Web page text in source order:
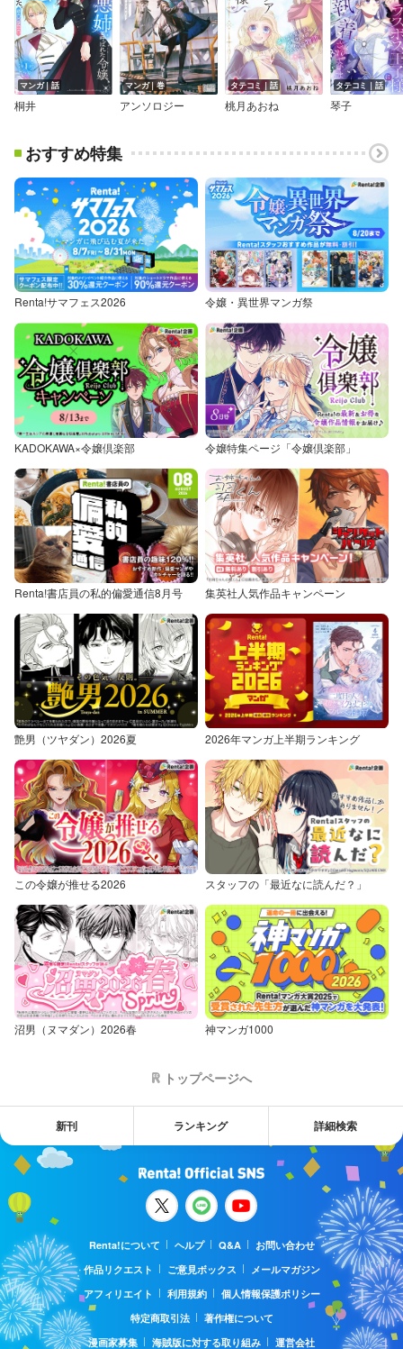
マンガ｜話
桐井
マンガ｜巻
アンソロジー
タテコミ｜話
桃月あおね
タテコミ｜話
琴子
おすすめ特集
Renta!サマフェス2026 令嬢・異世界マンガ祭
KADOKAWA×令嬢倶楽部 令嬢特集ページ「令嬢倶楽部」
Renta!書店員の私的偏愛通信8月号 集英社人気作品キャンペーン
艶男（ツヤダン）2026夏 2026年マンガ上半期ランキング
この令嬢が推せる2026 スタッフの「最近なに読んだ？」
沼男（ヌマダン）2026春 神マンガ1000
トップページへ
新刊 ランキング 詳細検索
Renta!について ヘルプ Q&A
お問い合わせ
作品リクエスト
ご意見ボックス
メールマガジン
アフィリエイト
利用規約
個人情報保護ポリシー
特定商取引法
著作権について
漫画家募集
海賊版に対する取り組み 運営会社